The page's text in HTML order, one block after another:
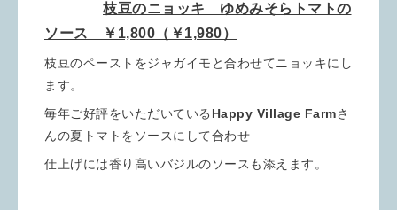
枝豆のニョッキ ゆめみそらトマトの
ソース ￥1,800（￥1,980）
枝豆のペーストをジャガイモと合わせてニョッキにし
ます。
毎年ご好評をいただいている Happy Village Farmさ
んの夏トマトをソースにして合わせ
仕上げには香り高いバジルのソースも添えます。